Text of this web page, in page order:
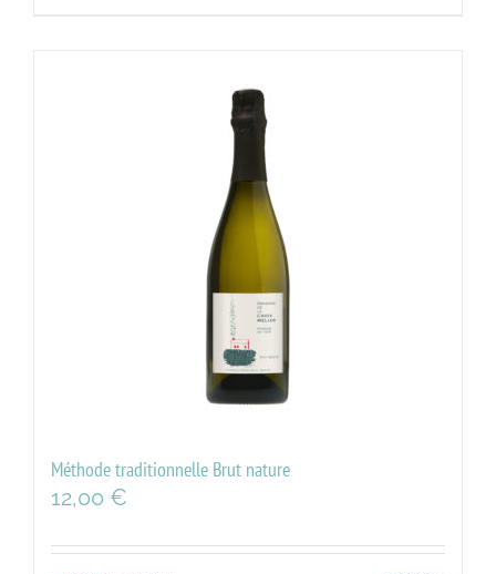
Méthode traditionnelle Brut nature
12,00 €